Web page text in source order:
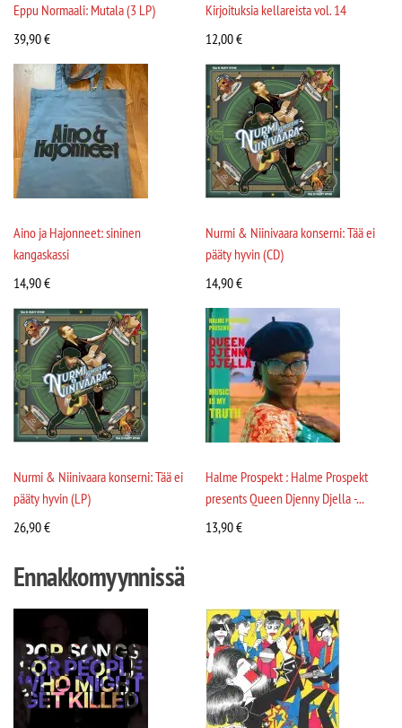
Eppu Normaali: Mutala (3 LP)
39,90€
Kirjoituksia kellareista vol. 14
12,00€
Aino ja Hajonneet: sininen
kangaskassi
14,90€
Nurmi & Niinivaara konserni: Tää ei
pääty hyvin (CD)
14,90€
Nurmi & Niinivaara konserni: Tää ei
pääty hyvin (LP)
26,90€
Halme Prospekt : Halme Prospekt
presents Queen Djenny Djella -...
13,90€
Ennakkomyynnissä